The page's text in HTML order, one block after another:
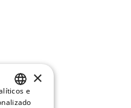
PORTUGUESE
×
e